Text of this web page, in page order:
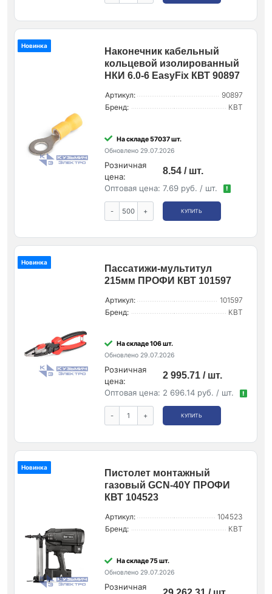
Новинка
Наконечник кабельный
кольцевой изолированный
НКИ 6.0-6 EasyFix КВТ 90897
Артикул:
90897
Бренд:
КВТ
На складе 57037 шт.
Обновлено 29.07.2026
Розничная
цена:
8.54 / шт.
Оптовая цена: 7.69 руб. / шт. !
- + КУПИТЬ
Новинка
Пассатижи-мультитул
215мм ПРОФИ КВТ 101597
Артикул:
101597
Бренд:
КВТ
На складе 106 шт.
Обновлено 29.07.2026
Розничная
цена:
2 995.71 / шт.
Оптовая цена: 2 696.14 руб. / шт. !
- + КУПИТЬ
Новинка
Пистолет монтажный
газовый GCN-40Y ПРОФИ
КВТ 104523
Артикул:
104523
Бренд:
КВТ
На складе 75 шт.
Обновлено 29.07.2026
Розничная